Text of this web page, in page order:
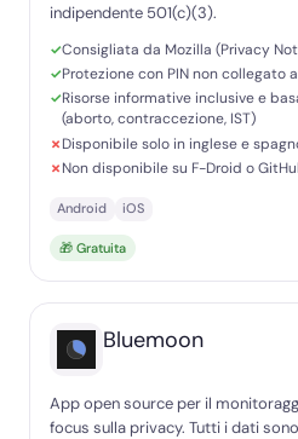
indipendente 501(c)(3).
Consigliata da Mozilla (Privacy
Protezione con PIN non collegato
Risorse informative inclusive e
(aborto, contraccezione, IST)
Disponibile solo in inglese e
Non disponibile su F-Droid o
Android iOS
🎁 Gratuita
Bluemoon
App open source per il
focus sulla privacy. Tutti i dati